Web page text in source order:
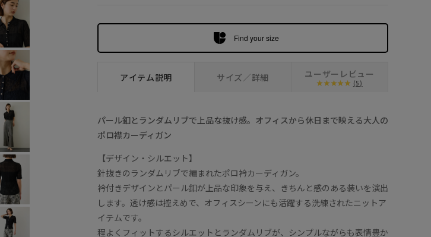
Find your size
アイテム説明 サイズ／詳細 ユーザーレビュー
(5)
パール釦とランダムリブで上品な抜け感。オフィスから休日まで映える大人の
ポロ襟カーディガン
【デザイン・シルエット】
針抜きのランダムリブで編まれたポロ衿カーディガン。
衿付きデザインとパール釦が上品な印象を与え、きちんと感のある装いを演出
します。透け感は控えめで、オフィスシーンにも活躍する洗練されたニットア
イテムです。
程よくフィットするシルエットとランダムリブが、シンプルながらも表情豊か